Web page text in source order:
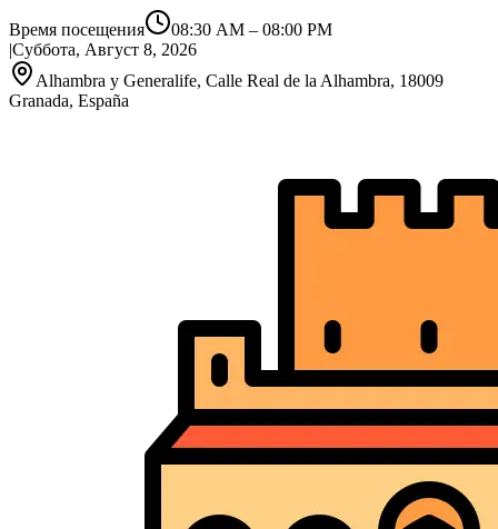
Время посещения 08:30 AM – 08:00 PM
|Суббота, Август 8, 2026
Alhambra y Generalife, Calle Real de la Alhambra, 18009
Granada, España